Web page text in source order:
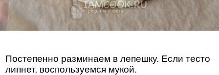
Постепенно разминаем в лепешку. Если тесто
липнет, воспользуемся мукой.